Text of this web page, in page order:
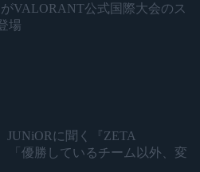
VALORANT公式国際大会のス
場
JUNiORに聞く『ZETA
「優勝しているチーム以外、変